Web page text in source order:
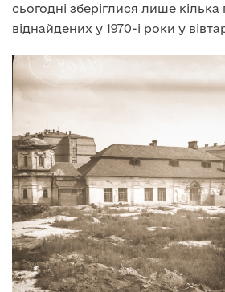
сьогодні зберіглися лише кілька
віднайдених у 1970-і роки у